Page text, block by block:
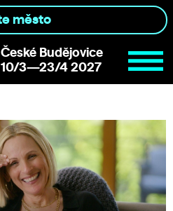
České Budějovice
10/3—23/4 2027